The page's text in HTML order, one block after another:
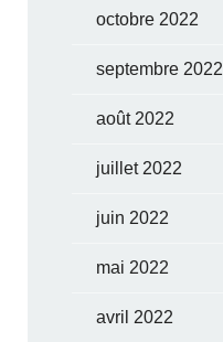
octobre 2022
septembre 2022
août 2022
juillet 2022
juin 2022
mai 2022
avril 2022